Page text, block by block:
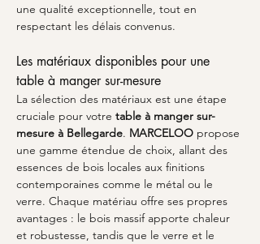
une qualité exceptionnelle, tout en
respectant les délais convenus.
Les matériaux disponibles pour une
table à manger sur-mesure
La sélection des matériaux est une étape
cruciale pour votre table à manger sur-
mesure à Bellegarde. MARCELOO propose
une gamme étendue de choix, allant des
essences de bois locales aux finitions
contemporaines comme le métal ou le
verre. Chaque matériau offre ses propres
avantages : le bois massif apporte chaleur
et robustesse, tandis que le verre et le